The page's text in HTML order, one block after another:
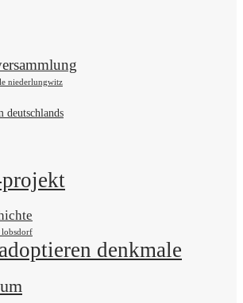
niederlungwitz
deutschlands
projekt
lobsdorf
denkmale